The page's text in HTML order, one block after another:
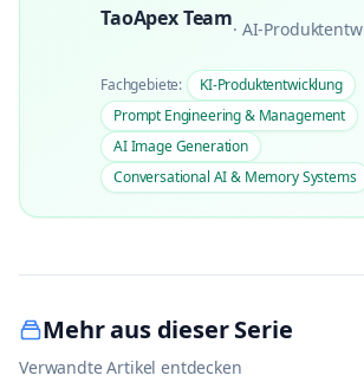
TaoApex Team· AI-
Fachgebiete:
KI-Produktentwicklung
Prompt Engineering & Management
AI Image Generation
Conversational AI & Memory Systems
Mehr aus dieser Serie
Verwandte Artikel entdecken